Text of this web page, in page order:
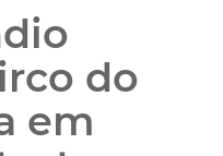
do
em